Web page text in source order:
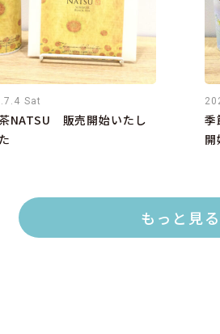
Sat
NATSU 販売開始いたし
開
もっと見る